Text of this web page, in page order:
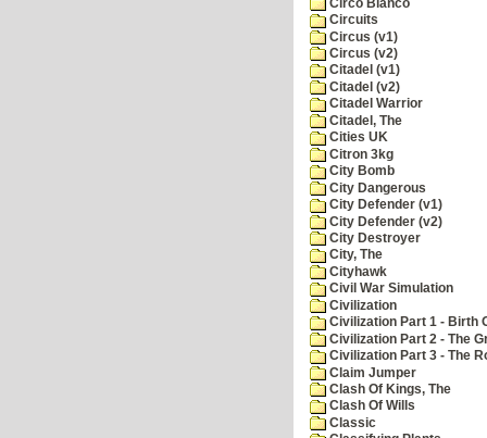
Circo Bianco
Circuits
Circus (v1)
Circus (v2)
Citadel (v1)
Citadel (v2)
Citadel Warrior
Citadel, The
Cities UK
Citron 3kg
City Bomb
City Dangerous
City Defender (v1)
City Defender (v2)
City Destroyer
City, The
Cityhawk
Civil War Simulation
Civilization
Civilization Part 1 - Birth
Civilization Part 2 - The
Civilization Part 3 - The
Claim Jumper
Clash Of Kings, The
Clash Of Wills
Classic